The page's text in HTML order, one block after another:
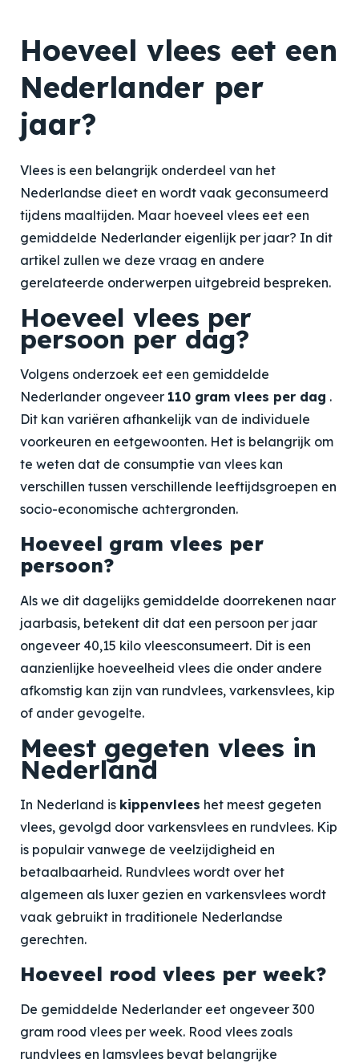
Hoeveel vlees eet een
Nederlander per
jaar?
Vlees is een belangrijk onderdeel van het
Nederlandse dieet en wordt vaak geconsumeerd
tijdens maaltijden. Maar hoeveel vlees eet een
gemiddelde Nederlander eigenlijk per jaar? In dit
artikel zullen we deze vraag en andere
gerelateerde onderwerpen uitgebreid bespreken.
Hoeveel vlees per
persoon per dag?
Volgens onderzoek eet een gemiddelde
Nederlander ongeveer 110 gram vlees per dag .
Dit kan variëren afhankelijk van de individuele
voorkeuren en eetgewoonten. Het is belangrijk om
te weten dat de consumptie van vlees kan
verschillen tussen verschillende leeftijdsgroepen en
socio-economische achtergronden.
Hoeveel gram vlees per
persoon?
Als we dit dagelijks gemiddelde doorrekenen naar
jaarbasis, betekent dit dat een persoon per jaar
ongeveer 40,15 kilo vleesconsumeert. Dit is een
aanzienlijke hoeveelheid vlees die onder andere
afkomstig kan zijn van rundvlees, varkensvlees, kip
of ander gevogelte.
Meest gegeten vlees in
Nederland
In Nederland is kippenvlees het meest gegeten
vlees, gevolgd door varkensvlees en rundvlees. Kip
is populair vanwege de veelzijdigheid en
betaalbaarheid. Rundvlees wordt over het
algemeen als luxer gezien en varkensvlees wordt
vaak gebruikt in traditionele Nederlandse
gerechten.
Hoeveel rood vlees per week?
De gemiddelde Nederlander eet ongeveer 300
gram rood vlees per week. Rood vlees zoals
rundvlees en lamsvlees bevat belangrijke